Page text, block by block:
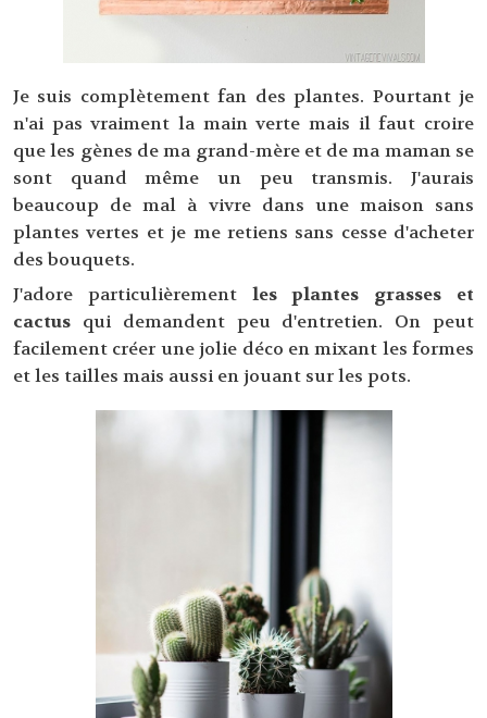
Je suis complètement fan des plantes. Pourtant je
n'ai pas vraiment la main verte mais il faut croire
que les gènes de ma grand-mère et de ma maman se
sont quand même un peu transmis. J'aurais
beaucoup de mal à vivre dans une maison sans
plantes vertes et je me retiens sans cesse d'acheter
des bouquets.
J'adore particulièrement les plantes grasses et
cactus qui demandent peu d'entretien. On peut
facilement créer une jolie déco en mixant les formes
et les tailles mais aussi en jouant sur les pots.